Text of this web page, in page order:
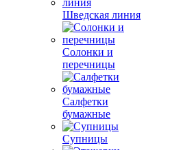
Шведская линия
Солонки и
перечницы
Салфетки
бумажные
Супницы